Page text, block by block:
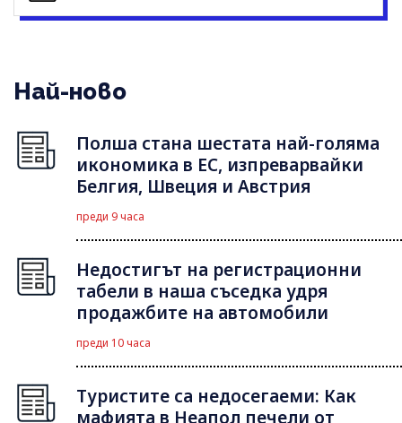
Най-ново
Полша стана шестата най-голяма
икономика в ЕС, изпреварвайки
Белгия, Швеция и Австрия
преди 9 часа
Недостигът на регистрационни
табели в наша съседка удря
продажбите на автомобили
преди 10 часа
Туристите са недосегаеми: Как
мафията в Неапол печели от